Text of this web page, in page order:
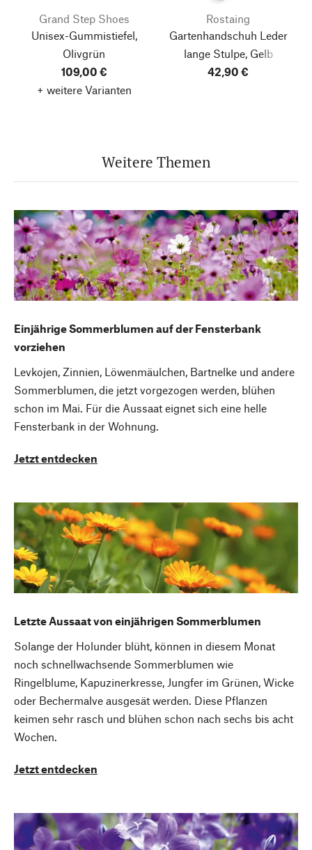
Grand Step Shoes
Unisex-Gummistiefel,
Olivgrün
109,00 €
+ weitere Varianten
Rostaing
Gartenhandschuh Leder
lange Stulpe, Gelb
42,90 €
Weitere Themen
Einjährige Sommerblumen auf der Fensterbank
vorziehen
Levkojen, Zinnien, Löwenmäulchen, Bartnelke und andere
Sommerblumen, die jetzt vorgezogen werden, blühen
schon im Mai. Für die Aussaat eignet sich eine helle
Fensterbank in der Wohnung.
Jetzt entdecken
Letzte Aussaat von einjährigen Sommerblumen
Solange der Holunder blüht, können in diesem Monat
noch schnellwachsende Sommerblumen wie
Ringelblume, Kapuzinerkresse, Jungfer im Grünen, Wicke
oder Bechermalve ausgesät werden. Diese Pflanzen
keimen sehr rasch und blühen schon nach sechs bis acht
Wochen.
Jetzt entdecken